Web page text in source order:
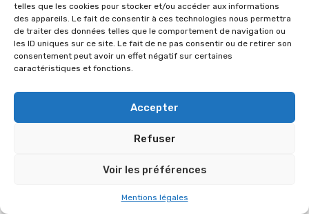
telles que les cookies pour stocker et/ou accéder aux informations
des appareils. Le fait de consentir à ces technologies nous permettra
de traiter des données telles que le comportement de navigation ou
les ID uniques sur ce site. Le fait de ne pas consentir ou de retirer son
consentement peut avoir un effet négatif sur certaines
caractéristiques et fonctions.
Accepter
Refuser
Voir les préférences
Mentions légales
© 2026 Im-presse. Tous droits réservés.
MENTIONS LÉGALES